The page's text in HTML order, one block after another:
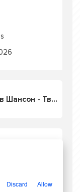
Слушать ЗаХар ТеРамов Шансон - Твоя походка сводит меня с ума
Discard Allow